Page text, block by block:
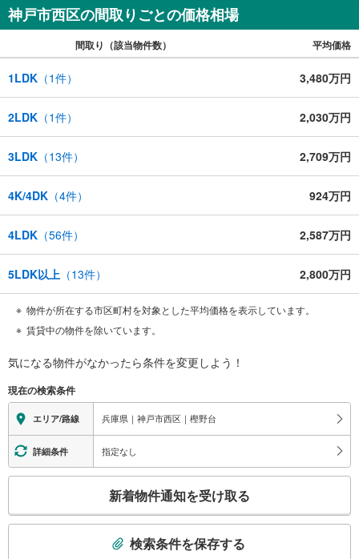
神戸市西区の間取りごとの価格相場
間取り（該当物件数） 平均価格
1LDK （1件） 3,480万円
2LDK （1件） 2,030万円
3LDK （13件） 2,709万円
4K/4DK （4件） 924万円
4LDK （56件） 2,587万円
5LDK以上 （13件） 2,800万円
物件が所在する市区町村を対象とした平均価格を表示しています。
賃貸中の物件を除いています。
気になる物件がなかったら条件を変更しよう！
現在の検索条件
エリア/路線 兵庫県｜神戸市西区｜樫野台
詳細条件 指定なし
検
新着物件通知を受け取る
検索条件を保存する